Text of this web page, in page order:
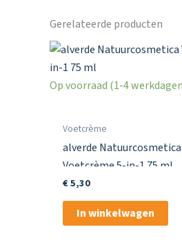
Gerelateerde producten
Op voorraad (1-4
Voetcrème
alverde Natuurcosmetica
Voetcrème 5-in-1 75 ml
€5,30
In winkelwagen